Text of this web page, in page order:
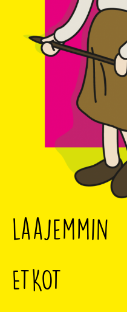
laajemmin
ETKOT